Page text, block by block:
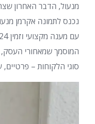
מנעול, הדבר האחרון
נכנס לתמונה אקרמן
המוסמך שמאחורי העסק,
סוגי הלקוחות – פרטיים,